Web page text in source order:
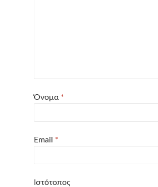
Όνομα *
Email *
Ιστότοπος